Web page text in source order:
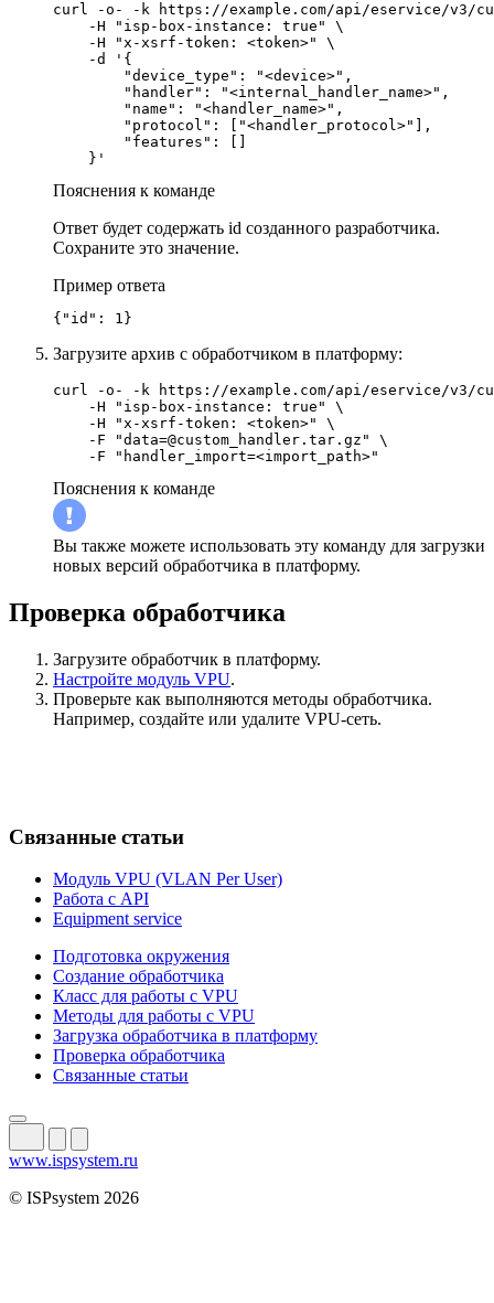
curl -o- -k https://example.com/api/eservice/v3/
    -H "isp-box-instance: true" \
    -H "x-xsrf-token: <token>" \
    -d '{
        "device_type": "<device>",
        "handler": "<internal_handler_name>",
        "name": "<handler_name>",
        "protocol": ["<handler_protocol>"],
        "features": []
Пояснения к команде
Ответ будет содержать id созданного разработчика.
Сохраните это значение.
Пример ответа
{"id": 1}
Загрузите архив с обработчиком в платформу:
curl -o- -k https://example.com/api/eservice/v3/
    -H "isp-box-instance: true" \
    -H "x-xsrf-token: <token>" \
    -F "data=@custom_handler.tar.gz" \
    -F "handler_import=<import_path>"
Пояснения к команде
Вы также можете использовать эту команду для загрузки
новых версий обработчика в платформу.
Проверка обработчика
Загрузите обработчик в платформу.
Настройте модуль VPU.
Проверьте как выполняются методы обработчика.
Например, создайте или удалите VPU-сеть.
Связанные статьи
Модуль VPU (VLAN Per User)
Работа с API
Equipment service
Подготовка окружения
Создание обработчика
Класс для работы с VPU
Методы для работы с VPU
Загрузка обработчика в платформу
Проверка обработчика
Связанные статьи
www.ispsystem.ru
© ISPsystem 2026